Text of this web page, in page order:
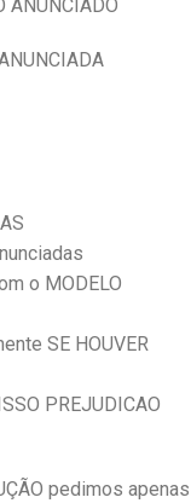
ANUNCIADO
o MODELO
SE HOUVER
PREJUDICAO
pedimos apenas